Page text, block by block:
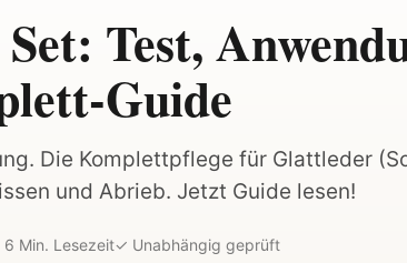
Test,
Guide
Die Komplettpflege für Glattleder
und Abrieb. Jetzt Guide lesen!
6 Min. Lesezeit✓ Unabhängig geprüft